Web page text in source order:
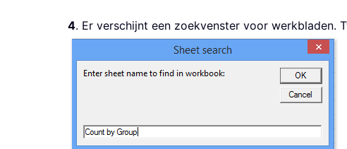
4. Er verschijnt een zoekvenster voor werkbladen.